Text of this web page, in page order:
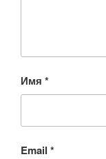
Имя *
Email *